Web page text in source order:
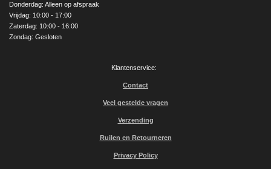
Donderdag: Alleen op afspraak
Vrijdag: 10:00 - 17:00
Zaterdag: 10:00 - 16:00
Zondag: Gesloten
Klantenservice:
Contact
Veel gestelde vragen
Verzending
Ruilen en Retourneren
Privacy Policy